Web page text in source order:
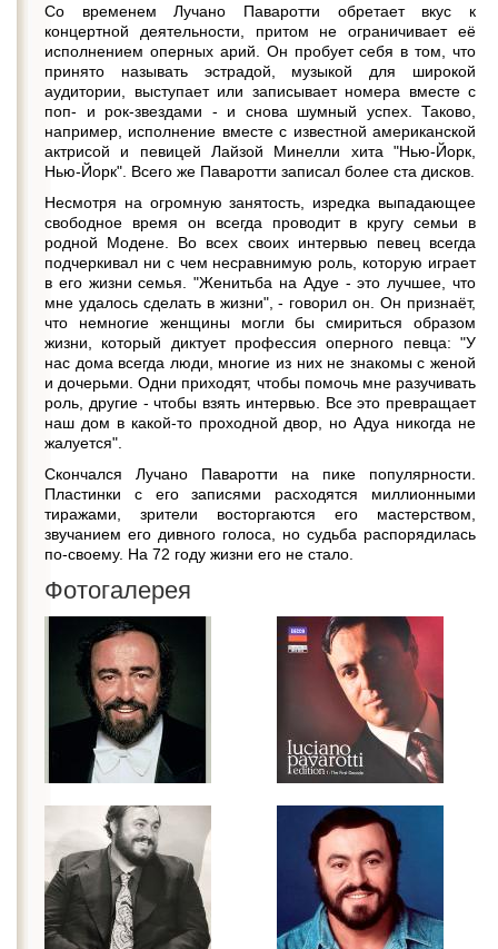
Со временем Лучано Паваротти обретает вкус к
концертной деятельности, притом не ограничивает её
исполнением оперных арий. Он пробует себя в том, что
принято называть эстрадой, музыкой для широкой
аудитории, выступает или записывает номера вместе с
поп- и рок-звездами - и снова шумный успех. Таково,
например, исполнение вместе с известной американской
актрисой и певицей Лайзой Минелли хита "Нью-Йорк,
Нью-Йорк". Всего же Паваротти записал более ста дисков.
Несмотря на огромную занятость, изредка выпадающее
свободное время он всегда проводит в кругу семьи в
родной Модене. Во всех своих интервью певец всегда
подчеркивал ни с чем несравнимую роль, которую играет
в его жизни семья. "Женитьба на Адуе - это лучшее, что
мне удалось сделать в жизни", - говорил он. Он признаёт,
что немногие женщины могли бы смириться образом
жизни, который диктует профессия оперного певца: "У
нас дома всегда люди, многие из них не знакомы с женой
и дочерьми. Одни приходят, чтобы помочь мне разучивать
роль, другие - чтобы взять интервью. Все это превращает
наш дом в какой-то проходной двор, но Адуа никогда не
жалуется".
Скончался Лучано Паваротти на пике популярности.
Пластинки с его записями расходятся миллионными
тиражами, зрители восторгаются его мастерством,
звучанием его дивного голоса, но судьба распорядилась
по-своему. На 72 году жизни его не стало.
Фотогалерея